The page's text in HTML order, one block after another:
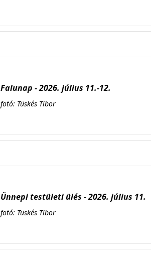
Falunap - 2026. július 11.-12.
fotó: Tüskés Tibor
Ünnepi testületi ülés - 2026. július 11.
fotó: Tüskés Tibor